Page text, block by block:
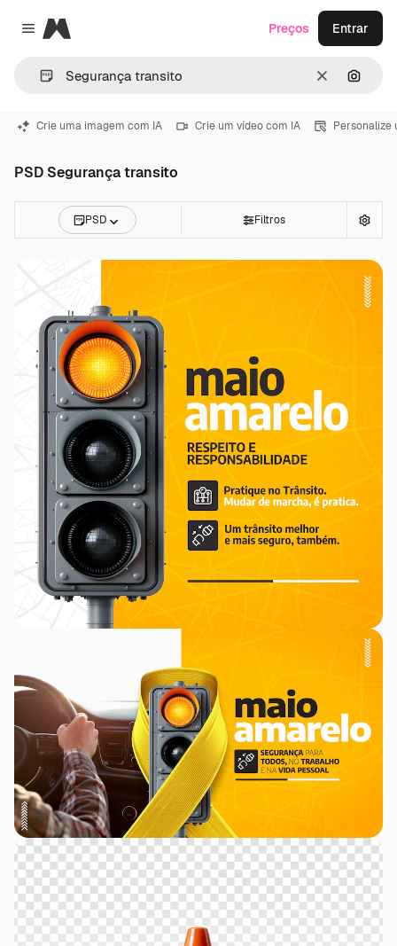
Close menu
Magnific
Limpar
Preços Entrar
Crie uma imagem com IA Crie um vídeo com IA Personalize
PSD Segurança transito
PSD Filtros